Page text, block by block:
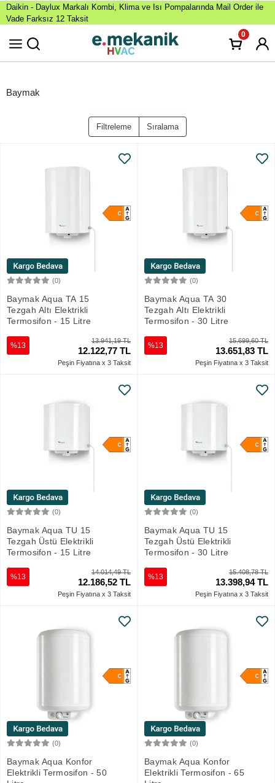
Daikin - Daylux Markalı Kombi, Klima ve Isı Pompalarında Mail Order ile
Vade Farksız 12 Taksit
0
Baymak
Filtreleme Sıralama
(0)
Baymak Aqua TA 15
Tezgah Altı Elektrikli
Termosifon - 15 Litre
13.941,19 TL
12.122,77 TL
%13
Peşin Fiyatına x 3 Taksit
(0)
Baymak Aqua TA 30
Tezgah Altı Elektrikli
Termosifon - 30 Litre
15.699,60 TL
13.651,83 TL
%13
Peşin Fiyatına x 3 Taksit
(0)
Baymak Aqua TU 15
Tezgah Üstü Elektrikli
Termosifon - 15 Litre
14.014,49 TL
12.186,52 TL
%13
Peşin Fiyatına x 3 Taksit
(0)
Baymak Aqua TU 15
Tezgah Üstü Elektrikli
Termosifon - 30 Litre
15.408,78 TL
13.398,94 TL
%13
Peşin Fiyatına x 3 Taksit
(0)
Baymak Aqua Konfor
Elektrikli Termosifon - 50
(0)
Baymak Aqua Konfor
Elektrikli Termosifon - 65